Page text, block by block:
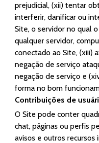
prejudicial, (xii) tentar
interferir, danificar ou
Site, o servidor no qual
qualquer servidor,
conectado ao Site, (xiii)
negação de serviço
negação de serviço e
forma no bom
Contribuições de
O Site pode conter
chat, páginas ou perfis
avisos e outros